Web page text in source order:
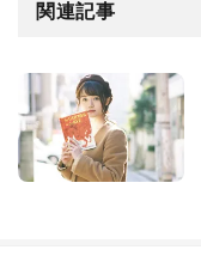
関連記事